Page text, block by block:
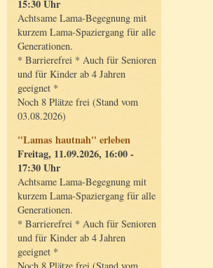
15:30 Uhr
Achtsame Lama-Begegnung mit
kurzem Lama-Spaziergang für alle
Generationen.
* Barrierefrei * Auch für Senioren
und für Kinder ab 4 Jahren
geeignet *
Noch 8 Plätze frei (Stand vom
03.08.2026)
"Lamas hautnah" erleben
Freitag, 11.09.2026, 16:00 -
17:30 Uhr
Achtsame Lama-Begegnung mit
kurzem Lama-Spaziergang für alle
Generationen.
* Barrierefrei * Auch für Senioren
und für Kinder ab 4 Jahren
geeignet *